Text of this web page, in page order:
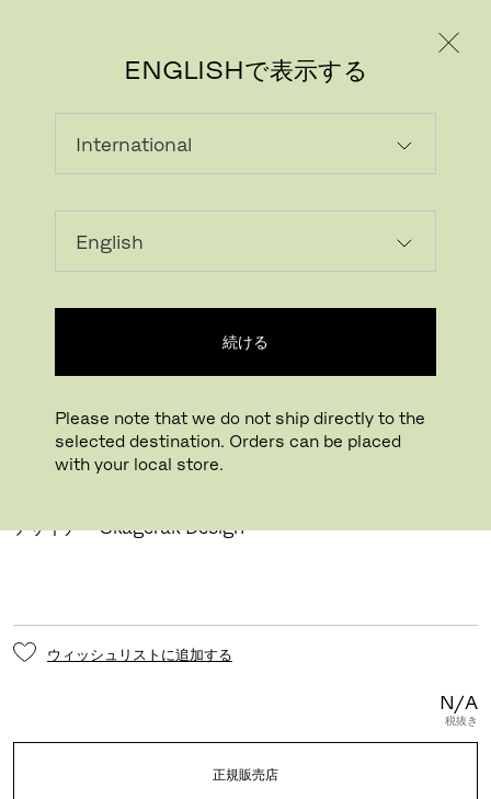
ENGLISHで表示する
続ける
Please note that we do not ship directly to the
selected destination. Orders can be placed
with your local store.
画像をダウンロード 拡大する
デザイナー Skagerak Design
ウィッシュリストに追加する
N/A
税抜き
正規販売店